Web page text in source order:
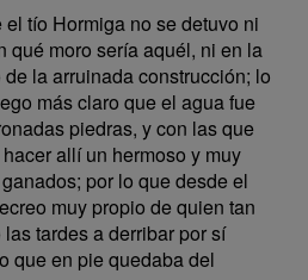
tío Hormiga no se detuvo ni
qué moro sería aquél, ni en la
la arruinada construcción; lo
más claro que el agua fue
piedras, y con las que
allí un hermoso y muy
por lo que desde el
muy propio de quien tan
tardes a derribar por sí
que en pie quedaba del